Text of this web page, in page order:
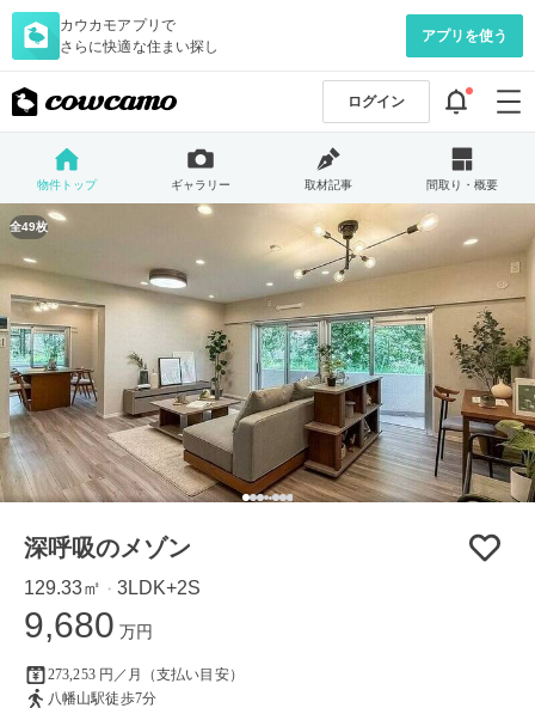
カウカモアプリで
さらに快適な住まい探し
アプリを使う
ログイン
物件トップ ギャラリー 取材記事 間取り・概要
全49枚
深呼吸のメゾン
129.33㎡ ・ 3LDK+2S
9,680 万円
273,253 円／月（支払い目安）
八幡山駅徒歩7分